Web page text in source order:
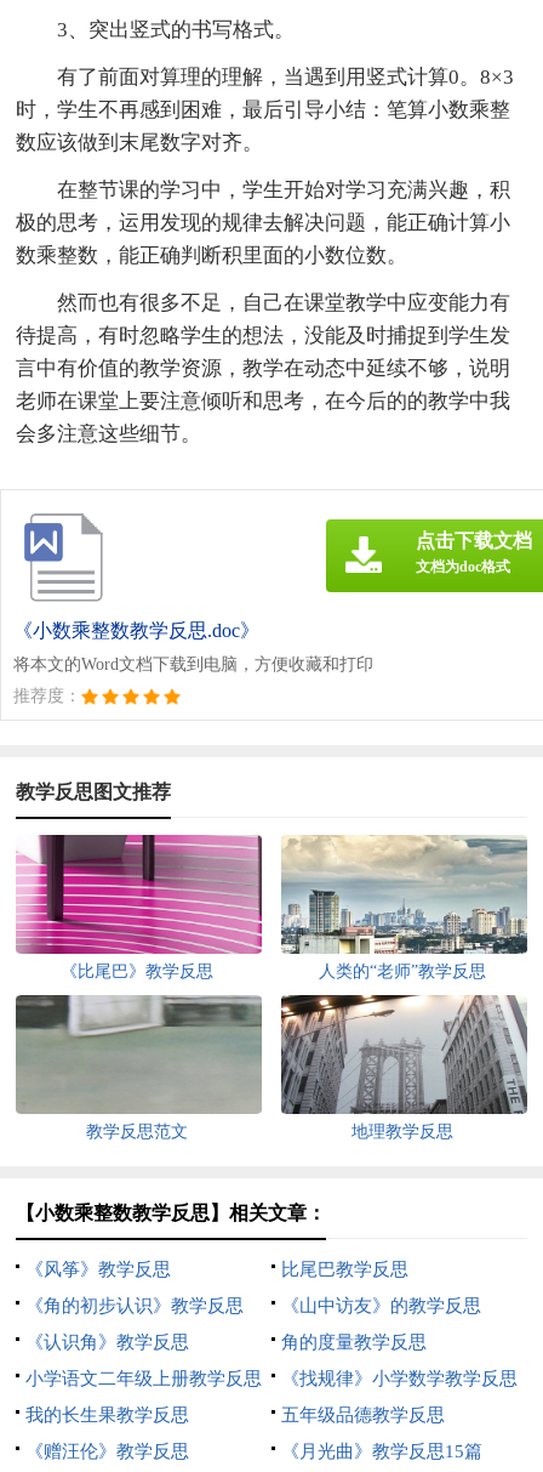
3、突出竖式的书写格式。
有了前面对算理的理解，当遇到用竖式计算0。8×3
时，学生不再感到困难，最后引导小结：笔算小数乘整
数应该做到末尾数字对齐。
在整节课的学习中，学生开始对学习充满兴趣，积
极的思考，运用发现的规律去解决问题，能正确计算小
数乘整数，能正确判断积里面的小数位数。
然而也有很多不足，自己在课堂教学中应变能力有
待提高，有时忽略学生的想法，没能及时捕捉到学生发
言中有价值的教学资源，教学在动态中延续不够，说明
老师在课堂上要注意倾听和思考，在今后的的教学中我
会多注意这些细节。
《小数乘整数教学反思.doc》
将本文的Word文档下载到电脑，方便收藏和打印
推荐度：
点击下载文档
文档为doc格式
教学反思图文推荐
《比尾巴》教学反思 人类的“老师”教学反思
教学反思范文 地理教学反思
【小数乘整数教学反思】相关文章：
《风筝》教学反思
比尾巴教学反思
《角的初步认识》教学反思
《山中访友》的教学反思
《认识角》教学反思
角的度量教学反思
小学语文二年级上册教学反思
《找规律》小学数学教学反思
我的长生果教学反思
五年级品德教学反思
《赠汪伦》教学反思
《月光曲》教学反思15篇